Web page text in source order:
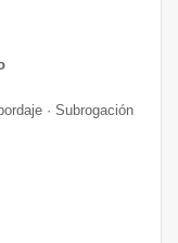
· Subrogación